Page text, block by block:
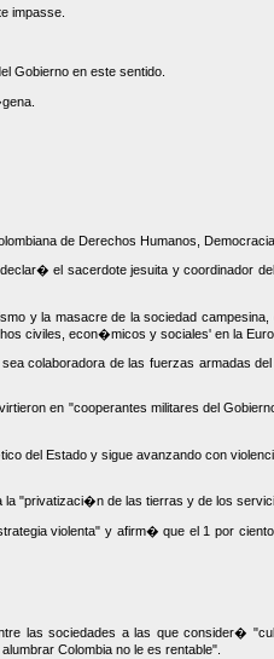
impasse.
Gobierno en este sentido.
de Derechos Humanos,
el sacerdote jesuita y coordinador
y la masacre de la sociedad
civiles, econ�micos y sociales' en la
colaboradora de las fuerzas armadas
en "cooperantes militares del
del Estado y sigue avanzando con
"privatizaci�n de las tierras y de los
violenta" y afirm� que el 1 por
las sociedades a las que consider�
Colombia no le es rentable".